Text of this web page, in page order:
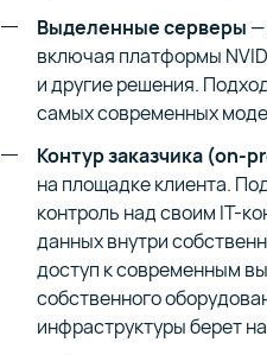
Выделенные серверы —
включая платформы
и другие решения.
самых современных
Контур заказчика (on-
на площадке клиента.
контроль над своим IТ-
данных внутри
доступ к современным
собственного
инфраструктуры берет